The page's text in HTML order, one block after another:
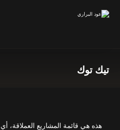
تیك توك
هذه هي قائمة المشاريع العملاقة، أي